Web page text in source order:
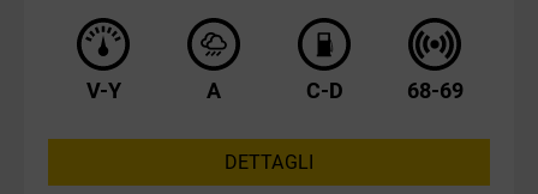
V-Y A C-D 68-69
DETTAGLI